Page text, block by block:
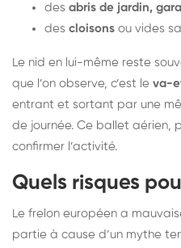
des abris de jardin,
des cloisons ou vides
Le nid en lui-même reste
que l’on observe, c’est le va-
entrant et sortant par une
de journée. Ce ballet aérien,
confirmer l’activité.
Quels risques
Le frelon européen a
partie à cause d’un mythe